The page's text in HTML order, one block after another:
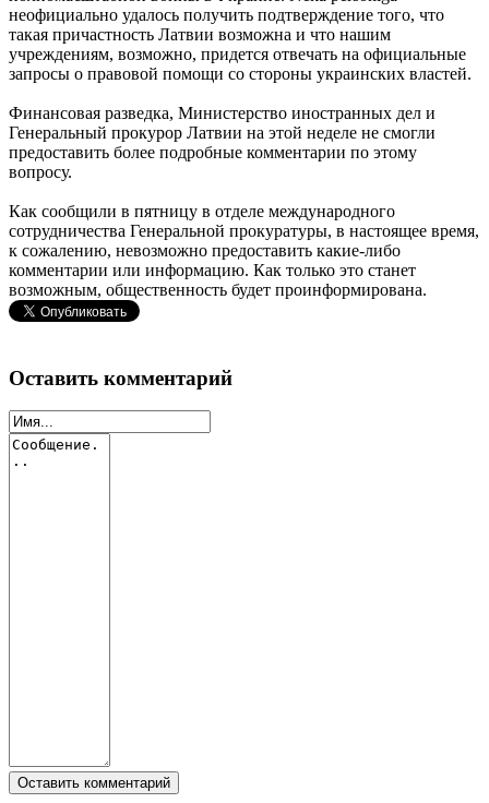
неофициально удалось получить подтверждение того, что
такая причастность Латвии возможна и что нашим
учреждениям, возможно, придется отвечать на официальные
запросы о правовой помощи со стороны украинских властей.
Финансовая разведка, Министерство иностранных дел и
Генеральный прокурор Латвии на этой неделе не смогли
предоставить более подробные комментарии по этому
вопросу.
Как сообщили в пятницу в отделе международного
сотрудничества Генеральной прокуратуры, в настоящее время,
к сожалению, невозможно предоставить какие-либо
комментарии или информацию. Как только это станет
возможным, общественность будет проинформирована.
Оставить комментарий